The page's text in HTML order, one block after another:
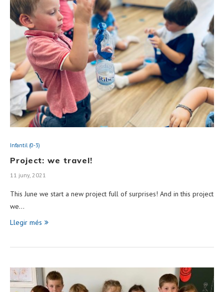
Infantil (0-3)
Project: we travel!
11 juny, 2021
This June we start a new project full of surprises! And in this project
we…
Llegir més